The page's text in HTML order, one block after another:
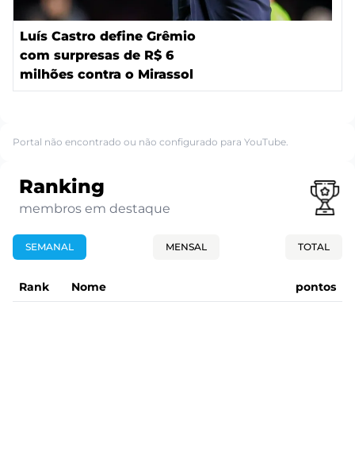
Luís Castro define Grêmio
com surpresas de R$ 6
milhões contra o Mirassol
Portal não encontrado ou não configurado para YouTube.
Ranking
membros em destaque
SEMANAL MENSAL TOTAL
Rank Nome pontos